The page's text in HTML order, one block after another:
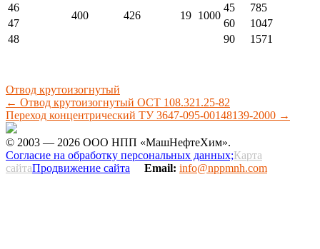
400
426 19 1000
46
45
785
47
60
1047
48
90 1571
Отвод крутоизогнутый
← Отвод крутоизогнутый ОСТ 108.321.25-82
Переход концентрический ТУ 3647-095-00148139-2000 →
© 2003 — 2026 ООО НПП «МашНефтеХим».
Согласие на обработку персональных данных;Карта
сайтаПродвижение сайта Email: info@nppmnh.com